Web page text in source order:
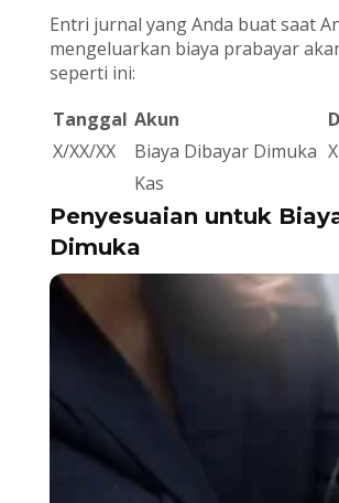
Entri jurnal yang Anda buat saat
mengeluarkan biaya prabayar
seperti ini:
Tanggal Akun
X/XX/XX
Biaya Dibayar Dimuka X
Kas
Penyesuaian untuk
Dimuka